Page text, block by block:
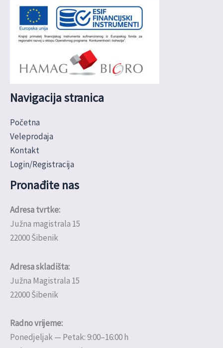
Navigacija stranica
Početna
Veleprodaja
Kontakt
Login/Registracija
Pronađite nas
Adresa tvrtke:
Južna magistrala 15
22000 Šibenik
Adresa skladišta:
Južna Magistrala 15
22000 Šibenik
Radno vrijeme:
Ponedjeljak — Petak: 9:00–16:00 h